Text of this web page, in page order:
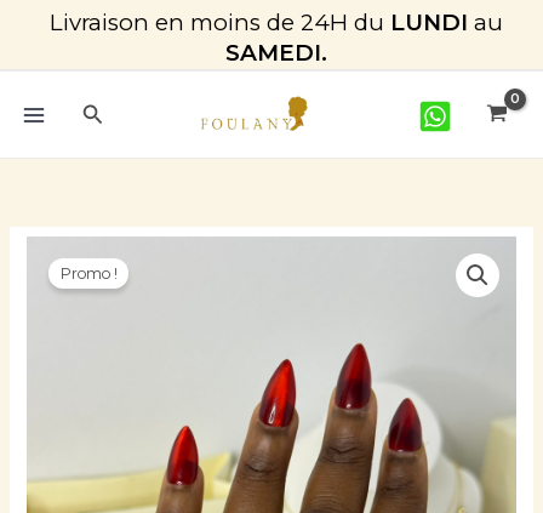
contenu
Livraison en moins de 24H du LUNDI au
SAMEDI.
Rechercher
Promo !
Le
CFA 5.000.
Le
CFA 4.000.